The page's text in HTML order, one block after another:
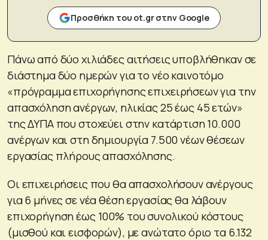
Προσθήκη του ot.gr στην Google
Πάνω από δύο χιλιάδες αιτήσεις υποβλήθηκαν σε
διάστημα δύο ημερών για το νέο καινοτόμο
«πρόγραμμα επιχορήγησης επιχειρήσεων για την
απασχόληση ανέργων, ηλικίας 25 έως 45 ετών»
της ΔΥΠΑ που στοχεύει στην κατάρτιση 10.000
ανέργων και στη δημιουργία 7.500 νέων θέσεων
εργασίας πλήρους απασχόλησης.
Οι επιχειρήσεις που θα απασχολήσουν ανέργους
για 6 μήνες σε νέα θέση εργασίας θα λάβουν
επιχορήγηση έως 100% του συνολικού κόστους
(μισθού και εισφορών), με ανώτατο όριο τα 6.132